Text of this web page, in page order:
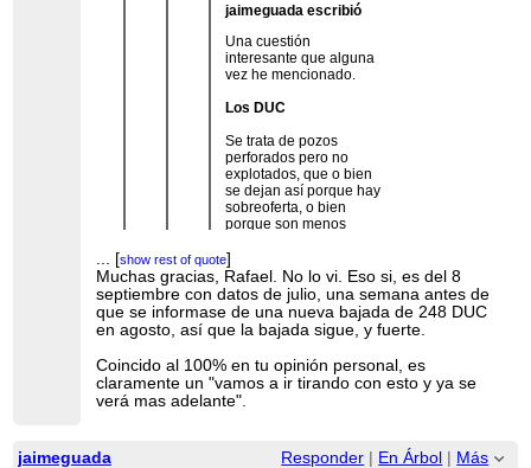
jaimeguada escribió
Una cuestión
interesante que alguna
vez he mencionado.
Los DUC
Se trata de pozos
perforados pero no
explotados, que o bien
se dejan así porque hay
sobreoferta, o bien
porque son menos
tira primero de los
mejores pozos.
¿Cuando se recurre a
los DUC's? Cuando el
precio sube
generalmente. Como ya
te gastaste XXX en
perforarlo, merece la
pena, aunque sea algo
explotarlo.
... [show rest of quote
...[show rest of quote]
Actualizo esto:
jul-21 --> 5.961
... [show rest of quote]
aquí:Number of drilled but uncompleted wells
declines
producción de petróleo en la región Pérmica, pero
...[show rest of quote]
[show rest of quote]
Muchas gracias, Rafael. No lo vi. Eso si, es del 8
septiembre con datos de julio, una semana antes de
que se informase de una nueva bajada de 248 DUC
en agosto, así que la bajada sigue, y fuerte.
Coincido al 100% en tu opinión personal, es
claramente un "vamos a ir tirando con esto y ya se
verá mas adelante".
jaimeguada Responder En Árbol
Más